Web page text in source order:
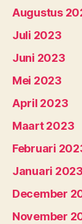
Augustus
Juli 2023
Juni 2023
Mei 2023
April 2023
Maart 2023
Februari
Januari 2023
December
November